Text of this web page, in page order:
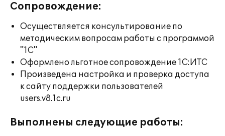
Сопровождение:
Осуществляется консультирование по
методическим вопросам работы с программой
"1С"
Оформлено льготное сопровождение 1С:ИТС
Произведена настройка и проверка доступа
к сайту поддержки пользователей
users.v8.1c.ru
Выполнены следующие работы: